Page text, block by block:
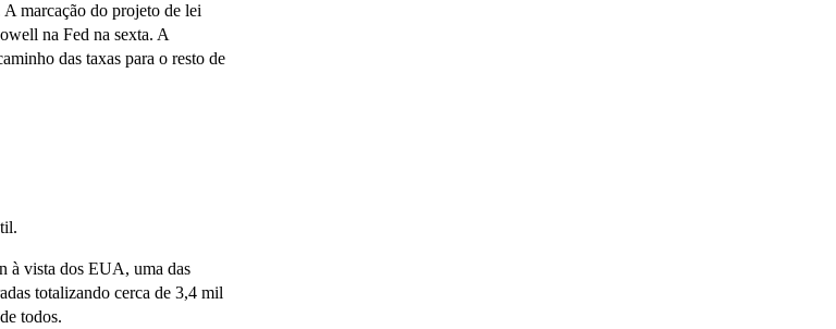
marcação do projeto de lei
na Fed na sexta. A
das taxas para o resto de
à vista dos EUA, uma das
totalizando cerca de 3,4 mil
todos.